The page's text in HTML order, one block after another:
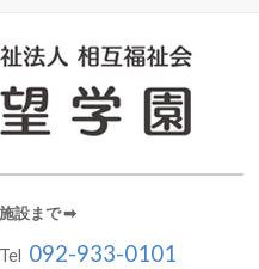
設まで ➡︎
092-933-0101